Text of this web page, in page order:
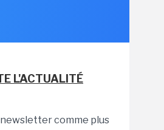
L'ACTUALITÉ
comme plus